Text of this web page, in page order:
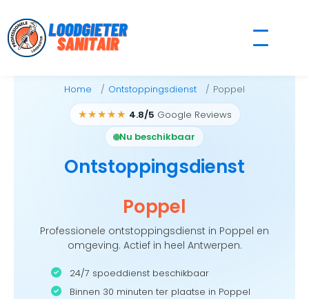
to
content
Home Ontstoppingsdienst Poppel
★★★★★ 4.8/5 Google Reviews
Nu beschikbaar
Ontstoppingsdienst
Poppel
Professionele ontstoppingsdienst in Poppel en
omgeving. Actief in heel Antwerpen.
24/7 spoeddienst beschikbaar
Binnen 30 minuten ter plaatse in Poppel